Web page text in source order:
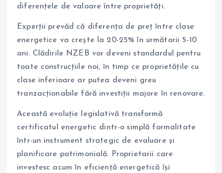
diferențele de valoare între proprietăți.
Experții prevăd că diferența de preț între clase
energetice va crește la 20-25% în următorii 5-10
ani. Clădirile NZEB vor deveni standardul pentru
toate construcțiile noi, în timp ce proprietățile cu
clase inferioare ar putea deveni greu
tranzacționabile fără investiții majore în renovare.
Această evoluție legislativă transformă
certificatul energetic dintr-o simplă formalitate
într-un instrument strategic de evaluare și
planificare patrimonială. Proprietarii care
investesc acum în eficiență energetică își